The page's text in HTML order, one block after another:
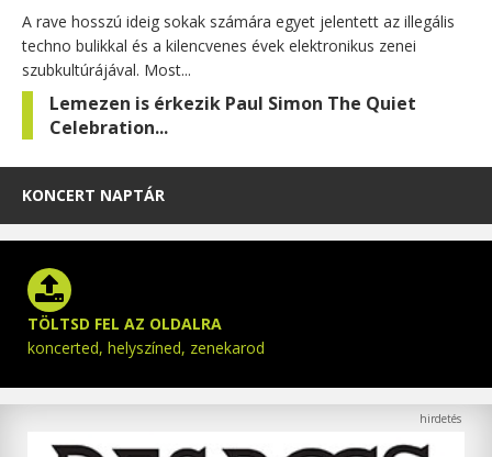
A rave hosszú ideig sokak számára egyet jelentett az illegális
techno bulikkal és a kilencvenes évek elektronikus zenei
szubkultúrájával. Most...
Lemezen is érkezik Paul Simon The Quiet
Celebration...
KONCERT NAPTÁR
TÖLTSD FEL AZ OLDALRA
koncerted, helyszíned, zenekarod